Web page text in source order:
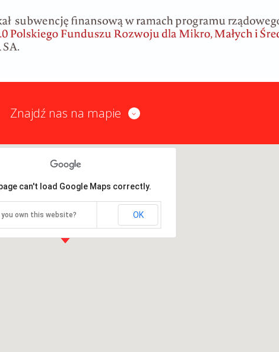
Znajdź nas na mapie
can't load Google Maps correctly.
you own this website? OK